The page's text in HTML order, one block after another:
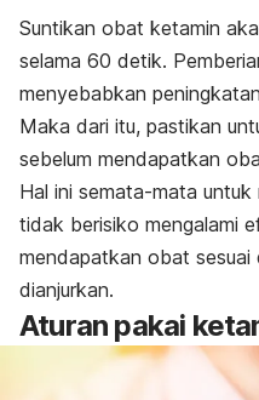
Suntikan obat ketamin
selama 60 detik.
menyebabkan
Maka dari itu, pastikan
sebelum mendapatkan
Hal ini semata-mata
tidak berisiko mengalami
mendapatkan obat sesuai
dianjurkan.
Aturan pakai